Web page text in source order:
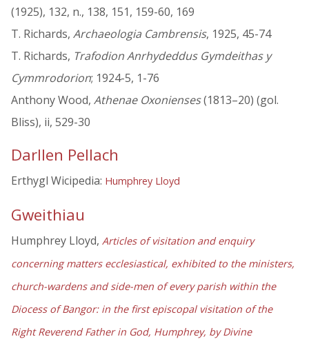
(1925), 132, n., 138, 151, 159-60, 169
T. Richards, Archaeologia Cambrensis, 1925, 45-74
T. Richards, Trafodion Anrhydeddus Gymdeithas y
Cymmrodorion; 1924-5, 1-76
Anthony Wood, Athenae Oxonienses(1813–20) (gol.
Bliss), ii, 529-30
Darllen Pellach
Erthygl Wicipedia: Humphrey Lloyd
Gweithiau
Humphrey Lloyd, Articles of visitation and enquiry
concerning matters ecclesiastical, exhibited to the ministers,
church-wardens and side-men of every parish within the
Diocess of Bangor: in the first episcopal visitation of the
Right Reverend Father in God, Humphrey, by Divine